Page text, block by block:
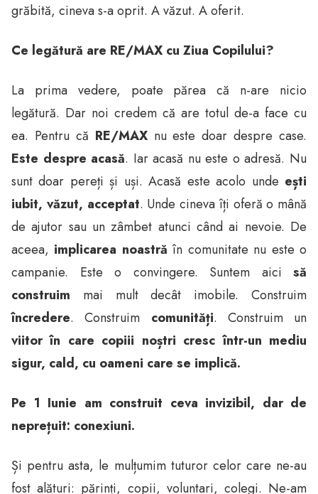
grăbită, cineva s-a oprit. A văzut. A oferit.
Ce legătură are RE/MAX cu Ziua Copilului?
La prima vedere, poate părea că n-are nicio
legătură. Dar noi credem că are totul de-a face cu
ea. Pentru că RE/MAXnu este doar despre case.
Este despre acasă. Iar acasă nu este o adresă. Nu
sunt doar pereți și uși. Acasă este acolo unde ești
iubit, văzut, acceptat. Unde cineva îți oferă o mână
de ajutor sau un zâmbet atunci când ai nevoie. De
aceea, implicarea noastră în comunitate nu este o
campanie. Este o convingere. Suntem aici să
construim mai mult decât imobile. Construim
încredere. Construim comunități. Construim un
viitor în care copiii noștri cresc într-un mediu
sigur, cald, cu oameni care se implică.
Pe 1 Iunie am construit ceva invizibil, dar de
neprețuit: conexiuni.
Și pentru asta, le mulțumim tuturor celor care ne-au
fost alături: părinți, copii, voluntari, colegi. Ne-am